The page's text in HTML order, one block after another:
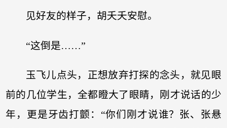
见好友的样子，胡夭夭安慰。
“这倒是……”
玉飞儿点头，正想放弃打探的念头，就见眼
前的几位学生，全都瞪大了眼睛，刚才说话的少
年，更是牙齿打颤：“你们刚才说谁？张、张悬